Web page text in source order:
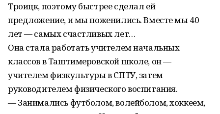
Троицк, поэтому быстрее сделал ей
предложение, и мы поженились. Вместе мы 40
лет — самых счастливых лет…
Она стала работать учителем начальных
классов в Таштимеровской школе, он —
учителем физкультуры в СПТУ, затем
руководителем физического воспитания.
— Занимались футболом, волейболом, хоккеем,